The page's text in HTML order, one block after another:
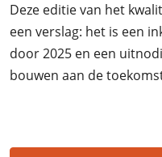
Deze editie van het
een verslag: het is een
door 2025 en een
bouwen aan de